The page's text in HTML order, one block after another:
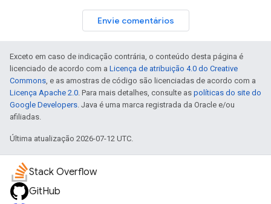
Envie comentários
Exceto em caso de indicação contrária, o conteúdo desta página é
licenciado de acordo com a Licença de atribuição 4.0 do Creative
Commons, e as amostras de código são licenciadas de acordo com a
Licença Apache 2.0. Para mais detalhes, consulte as políticas do site do
Google Developers. Java é uma marca registrada da Oracle e/ou
afiliadas.
Última atualização 2026-07-12 UTC.
Stack Overflow
GitHub